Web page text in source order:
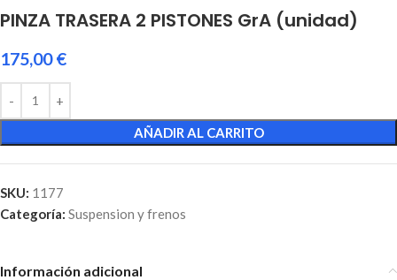
PINZA TRASERA 2 PISTONES GrA (unidad)
175,00€
AÑADIR AL CARRITO
SKU: 1177
Categoría: Suspension y frenos
Información adicional